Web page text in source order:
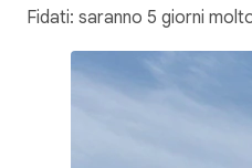
Fidati: saranno 5 giorni